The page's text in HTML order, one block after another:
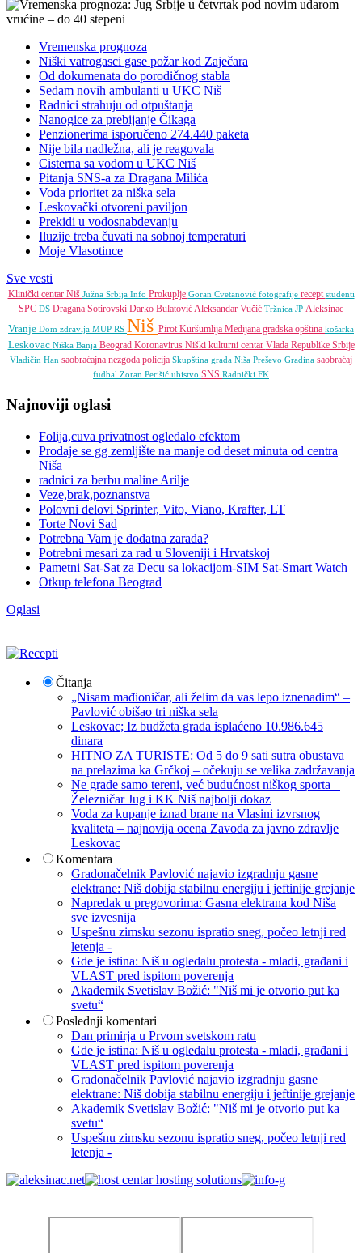
Vremenska prognoza
Niški vatrogasci gase požar kod Zaječara
Od dokumenata do porodičnog stabla
Sedam novih ambulanti u UKC Niš
Radnici strahuju od otpuštanja
Nanogice za prebijanje Čikaga
Penzionerima isporučeno 274.440 paketa
Nije bila nadležna, ali je reagovala
Cisterna sa vodom u UKC Niš
Pitanja SNS-a za Dragana Milića
Voda prioritet za niška sela
Leskovački otvoreni paviljon
Prekidi u vodosnabdevanju
Iluzije treba čuvati na sobnoj temperaturi
Moje Vlasotince
Sve vesti
Klinički centar Niš Južna Srbija Info Prokuplje Goran Cvetanović fotografije receptstudenti
SPC DS Dragana Sotirovski Darko BulatovićAleksandar Vučić Tržnica JP Aleksinac
Vranje Dom zdravlja MUP RS Niš PirotKuršumlija Medijana gradska opština košarka
Leskovac Niška Banja Beograd Koronavirus Niški kulturni centar Vlada Republike Srbije
Vladičin Han saobraćajna nezgoda policija Skupština grada Niša Preševo Gradina saobraćaj
fudbal Zoran Perišić ubistvo SNS Radnički FK
Najnoviji oglasi
Folija,cuva privatnost ogledalo efektom
Prodaje se gg zemljište na manje od deset minuta od centra
Niša
radnici za berbu maline Arilje
Veze,brak,poznanstva
Polovni delovi Sprinter, Vito, Viano, Krafter, LT
Torte Novi Sad
Potrebna Vam je dodatna zarada?
Potrebni mesari za rad u Sloveniji i Hrvatskoj
Pametni Sat-Sat za Decu sa lokacijom-SIM Sat-Smart Watch
Otkup telefona Beograd
Oglasi
Čitanja
„Nisam mađioničar, ali želim da vas lepo iznenadim“ –
Pavlović obišao tri niška sela
Leskovac; Iz budžeta grada isplaćeno 10.986.645
dinara
HITNO ZA TURISTE: Od 5 do 9 sati sutra obustava
na prelazima ka Grčkoj – očekuju se velika zadržavanja
Ne grade samo tereni, već budućnost niškog sporta –
Železničar Jug i KK Niš najbolji dokaz
Voda za kupanje iznad brane na Vlasini izvrsnog
kvaliteta – najnovija ocena Zavoda za javno zdravlje
Leskovac
Komentara
Gradonačelnik Pavlović najavio izgradnju gasne
elektrane: Niš dobija stabilnu energiju i jeftinije grejanje
Napredak u pregovorima: Gasna elektrana kod Niša
sve izvesnija
Uspešnu zimsku sezonu ispratio sneg, počeo letnji red
letenja -
Gde je istina: Niš u ogledalu protesta - mladi, građani i
VLAST pred ispitom poverenja
Akademik Svetislav Božić: "Niš mi je otvorio put ka
svetu“
Poslednji komentari
Dan primirja u Prvom svetskom ratu
Gde je istina: Niš u ogledalu protesta - mladi, građani i
VLAST pred ispitom poverenja
Gradonačelnik Pavlović najavio izgradnju gasne
elektrane: Niš dobija stabilnu energiju i jeftinije grejanje
Akademik Svetislav Božić: "Niš mi je otvorio put ka
svetu“
Uspešnu zimsku sezonu ispratio sneg, počeo letnji red
letenja -